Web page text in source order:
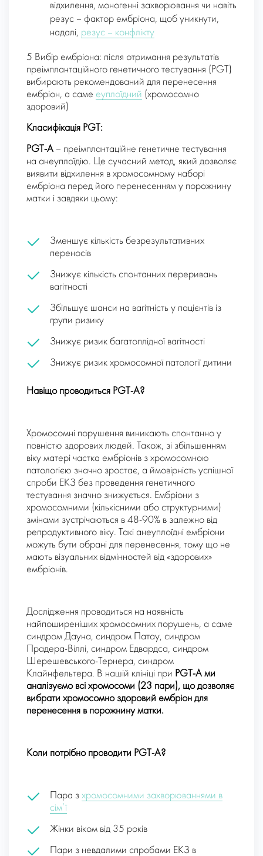
відхилення, моногенні захворювання чи навіть
резус – фактор ембріона, щоб уникнути,
надалі, резус – конфлікту
5 Вибір ембріона: після отримання результатів
преімплантаційного генетичного тестування (PGT)
вибирають рекомендований для перенесення
ембріон, а саме еуплоїдний (хромосомно
здоровий)
Класифікація PGT:
PGT-А – преімплантаційне генетичне тестування
на анеуплоїдію. Це сучасний метод, який дозволяє
виявити відхилення в хромосомному наборі
ембріона перед його перенесенням у порожнину
матки і завдяки цьому:
Зменшує кількість безрезультативних
переносів
Знижує кількість спонтанних переривань
вагітності
Збільшує шанси на вагітність у пацієнтів із
групи ризику
Знижує ризик багатоплідної вагітності
Знижує ризик хромосомної патології дитини
Навіщо проводиться PGT-А?
Хромосомні порушення виникають спонтанно у
повністю здорових людей. Також, зі збільшенням
віку матері частка ембріонів з хромосомною
патологією значно зростає, а ймовірність успішної
спроби ЕКЗ без проведення генетичного
тестування значно знижується. Ембріони з
хромосомними (кількісними або структурними)
змінами зустрічаються в 48-90% в залежно від
репродуктивного віку. Такі анеуплоїдні ембріони
можуть бути обрані для перенесення, тому що не
мають візуальних відмінностей від «здорових»
ембріонів.
Дослідження проводиться на наявність
найпоширеніших хромосомних порушень, а саме
синдром Дауна, синдром Патау, синдром
Прадера-Віллі, синдром Едвардса, синдром
Шерешевського-Тернера, синдром
Клайнфельтера. В нашій клініці при PGT-А ми
аналізуємо всі хромосоми (23 пари), що дозволяє
вибрати хромосомно здоровий ембріон для
перенесення в порожнину матки.
Коли потрібно проводити PGT-А?
Пара з хромосомними захворюваннями в
сім’ї
Жінки віком від 35 років
Пари з невдалими спробами ЕКЗ в